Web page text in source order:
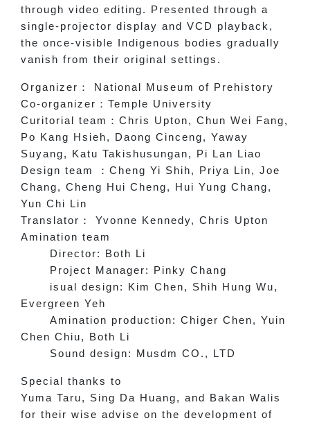
through video editing. Presented through a
single-projector display and VCD playback,
the once-visible Indigenous bodies gradually
vanish from their original settings.
Organizer ：
National Museum of Prehistory
Co-organizer ： Temple University
Curitorial team ： Chris Upton, Chun Wei Fang,
Po Kang Hsieh, Daong Cinceng, Yaway
Suyang, Katu Takishusungan, Pi Lan Liao
Design team
： Cheng Yi Shih, Priya Lin, Joe
Chang, Cheng Hui Cheng, Hui Yung Chang,
Yun Chi Lin
Translator ：
Yvonne Kennedy, Chris Upton
Amination team
Director: Both Li
Project Manager: Pinky Chang
isual design: Kim Chen, Shih Hung Wu,
Evergreen Yeh
Amination production: Chiger Chen, Yuin
Chen Chiu, Both Li
Sound design: Musdm CO., LTD
Special thanks to
Yuma Taru, Sing Da Huang, and Bakan Walis
for their wise advise on the development of